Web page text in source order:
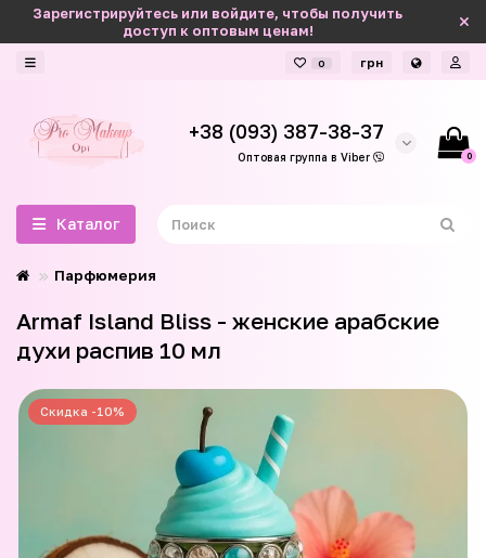
Зарегистрируйтесь или войдите, чтобы получить
доступ к оптовым ценам!
0 грн
+38 (093) 387-38-37
Оптовая группа в Viber 0
Каталог
Парфюмерия
Armaf Island Bliss - женские арабские
духи распив 10 мл
Скидка -10%